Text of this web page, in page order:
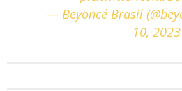
— Beyoncé Brasil
10, 2023